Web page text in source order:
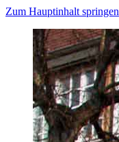
Zum Hauptinhalt springen